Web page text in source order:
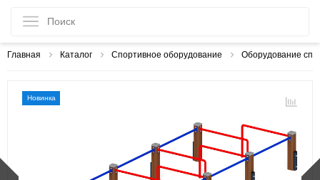
Главная Каталог Спортивное оборудование Оборудование
Новинка